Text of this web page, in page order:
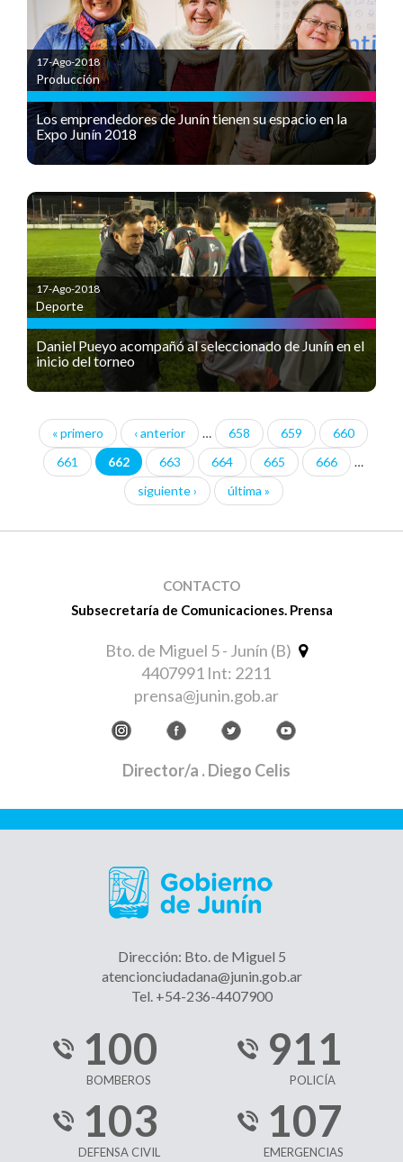
17-Ago-2018
Producción
Los emprendedores de Junín tienen su espacio en la
Expo Junín 2018
17-Ago-2018
Deporte
Daniel Pueyo acompañó al seleccionado de Junín en el
inicio del torneo
Páginas
« primero ‹ anterior … 658 659
660
661
662 663 664 665 666
…
siguiente ›
última »
CONTACTO
Subsecretaría de Comunicaciones. Prensa
Bto. de Miguel 5 - Junín (B)
4407991 Int: 2211
prensa@junin.gob.ar
Director/a . Diego Celis
Dirección: Bto. de Miguel 5
atencionciudadana@junin.gob.ar
Tel. +54-236-4407900
100
BOMBEROS
911
POLICÍA
103
DEFENSA CIVIL
107
EMERGENCIAS